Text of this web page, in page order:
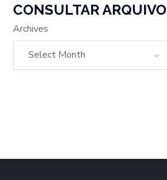
CONSULTAR ARQUIVO
Archives